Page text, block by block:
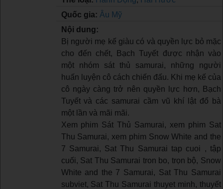
Quốc gia: Âu Mỹ
Nội dung:
Bị người mẹ kế giàu có và quyền lực bỏ mặc
cho đến chết, Bạch Tuyết được nhận vào
một nhóm sát thủ samurai, những người
huấn luyện cô cách chiến đấu. Khi mẹ kế của
cô ngày càng trở nên quyền lực hơn, Bạch
Tuyết và các samurai cầm vũ khí lật đổ bà
một lần và mãi mãi.
Xem phim Sát Thủ Samurai, xem phim Sat
Thu Samurai, xem phim Snow White and the
7 Samurai, Sat Thu Samurai tap cuoi , tập
cuối, Sat Thu Samurai tron bo, trọn bộ, Snow
White and the 7 Samurai, Sat Thu Samurai
subviet, Sat Thu Samurai thuyet minh, thuyết